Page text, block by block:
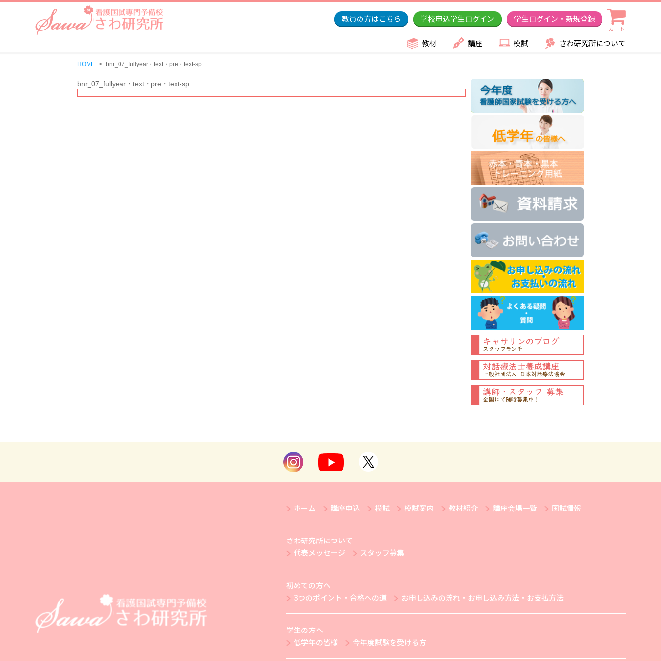
教員の方はこちら 学校申込学生ログイン 学生ログイン・新規登録
カート
教材 講座 模試 さわ研究所について
HOME bnr_07_fullyear・text・pre・text-sp
bnr_07_fullyear・text・pre・text-sp
ホーム 講座申込 模試 模試案内 教材紹介 講座会場一覧 国試情報
さわ研究所について
代表メッセージ
スタッフ募集
初めての方へ
3つのポイント・合格への道
お申し込みの流れ・お申し込み方法・お支払方法
学生の方へ
低学年の皆様
今年度試験を受ける方